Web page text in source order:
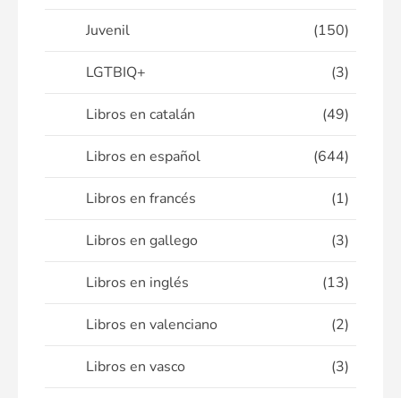
Juvenil (150)
LGTBIQ+ (3)
Libros en catalán (49)
Libros en español (644)
Libros en francés (1)
Libros en gallego (3)
Libros en inglés (13)
Libros en valenciano (2)
Libros en vasco (3)